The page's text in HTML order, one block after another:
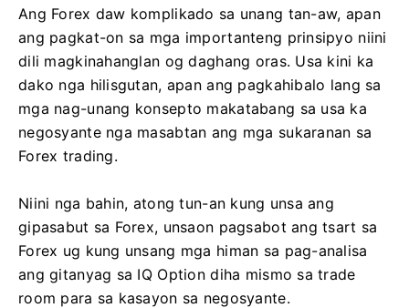
Ang Forex daw komplikado sa unang tan-aw, apan
ang pagkat-on sa mga importanteng prinsipyo niini
dili magkinahanglan og daghang oras. Usa kini ka
dako nga hilisgutan, apan ang pagkahibalo lang sa
mga nag-unang konsepto makatabang sa usa ka
negosyante nga masabtan ang mga sukaranan sa
Forex trading.
Niini nga bahin, atong tun-an kung unsa ang
gipasabut sa Forex, unsaon pagsabot ang tsart sa
Forex ug kung unsang mga himan sa pag-analisa
ang gitanyag sa IQ Option diha mismo sa trade
room para sa kasayon ​​sa negosyante.